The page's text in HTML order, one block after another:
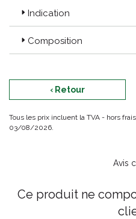
Indication
Composition
‹ Retour
Tous les prix incluent la TVA - hors
03/08/2026.
Avis
Ce produit ne